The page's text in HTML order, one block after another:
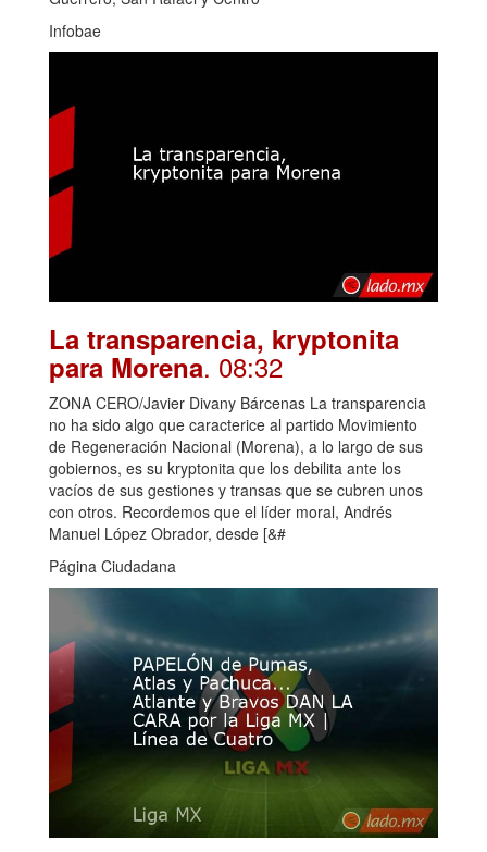
Infobae
La transparencia, kryptonita
para Morena. 08:32
ZONA CERO/Javier Divany Bárcenas La transparencia
no ha sido algo que caracterice al partido Movimiento
de Regeneración Nacional (Morena), a lo largo de sus
gobiernos, es su kryptonita que los debilita ante los
vacíos de sus gestiones y transas que se cubren unos
con otros. Recordemos que el líder moral, Andrés
Manuel López Obrador, desde [&#
Página Ciudadana